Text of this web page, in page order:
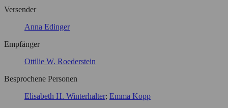
Versender
Anna Edinger
Empfänger
Ottilie W. Roederstein
Besprochene Personen
Elisabeth H. Winterhalter Emma Kopp